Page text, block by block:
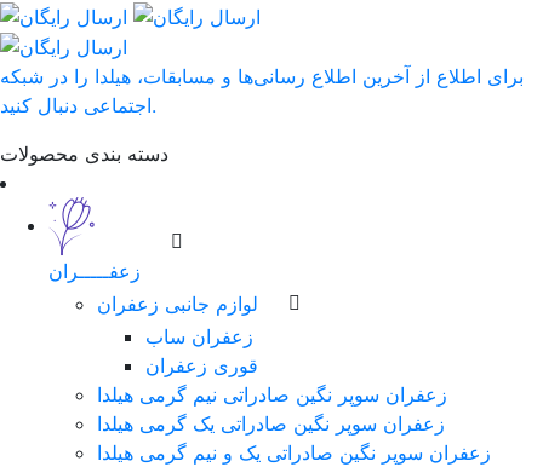
برای اطلاع از آخرین اطلاع رسانی‌ها و مسابقات، هیلدا را در شبکه
اجتماعی دنبال کنید.
دسته بندی محصولات
زعفـــــران
لوازم جانبی زعفران
زعفران ساب
قوری زعفران
زعفران سوپر نگین صادراتی نیم گرمی هیلدا
زعفران سوپر نگین صادراتی یک گرمی هیلدا
زعفران سوپر نگین صادراتی یک و نیم گرمی هیلدا